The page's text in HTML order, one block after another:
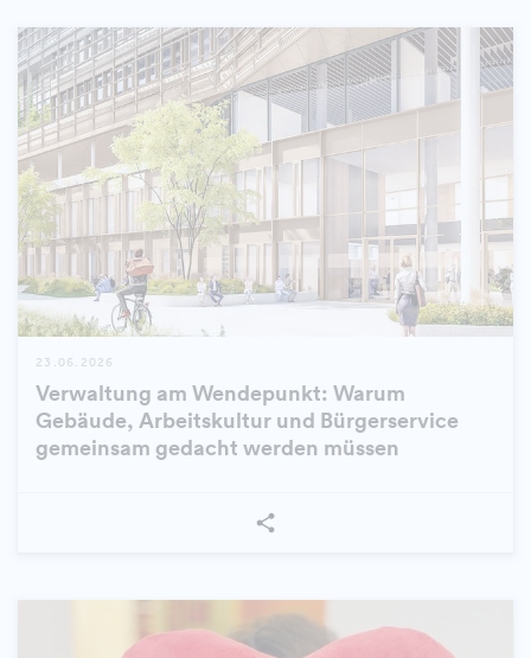
23.06.2026
Verwaltung am Wendepunkt: Warum
Gebäude, Arbeitskultur und Bürgerservice
gemeinsam gedacht werden müssen